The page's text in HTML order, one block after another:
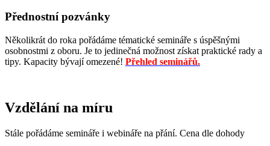
Přednostní pozvánky
Několikrát do roka pořádáme tématické semináře s úspěšnými
osobnostmi z oboru. Je to jedinečná možnost získat praktické rady a
tipy. Kapacity bývají omezené! Přehled seminářů.
Vzdělání na míru
Stále pořádáme semináře i webináře na přání. Cena dle dohody